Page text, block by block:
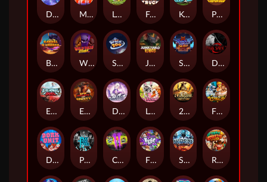
Dandy Diamonds Max Win Machine Le Prechaun Fred's Food Truck Keep 'em Piggy Cluster Hunt
Barrel Bonanza Wild Dojo Strike Space Zoo Junkyard Kings Shadow Strike Dark Spiral
Eternal Duel EPIC BULLETS & BOUNTY Dusk Princess Le Bunny 2 Wild 2 Die Fist Of Destruction
Dork Unit Pray for Three Chaos Crew 2 Fighter Pit Stormforged Rusty & Curly